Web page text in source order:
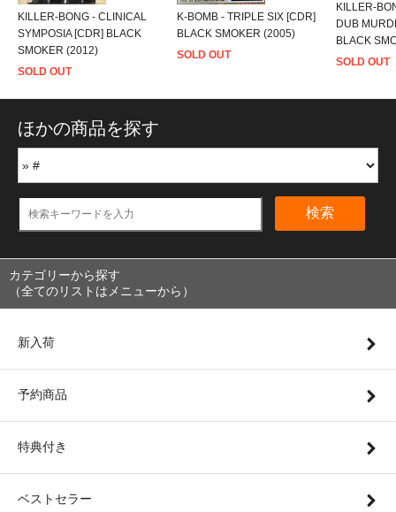
KILLER-BONG - CLINICAL
SYMPOSIA [CDR] BLACK
SMOKER (2012)
SOLD OUT
K-BOMB - TRIPLE SIX [CDR]
BLACK SMOKER (2005)
SOLD OUT
KILLER-
DUB
BLACK
SOLD OUT
ほかの商品を探す
検索
カテゴリーから探す
（全てのリストはメニューから）
新入荷
予約商品
特典付き
ベストセラー